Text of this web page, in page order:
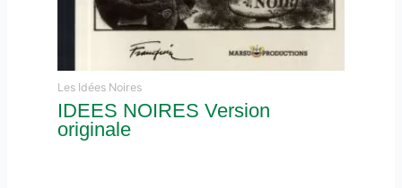
Les Idées Noires
IDEES NOIRES Version
originale